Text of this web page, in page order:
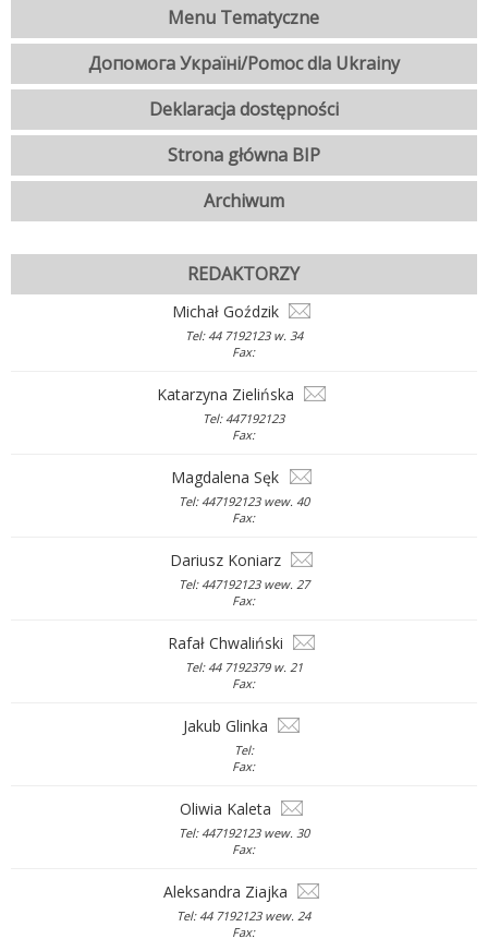
Menu Tematyczne
Допомога Україні/Pomoc dla Ukrainy
Deklaracja dostępności
Strona główna BIP
Archiwum
REDAKTORZY
Michał Goździk
Tel: 44 7192123 w. 34
Fax:
Katarzyna Zielińska
Tel: 447192123
Fax:
Magdalena Sęk
Tel: 447192123 wew. 40
Fax:
Dariusz Koniarz
Tel: 447192123 wew. 27
Fax:
Rafał Chwaliński
Tel: 44 7192379 w. 21
Fax:
Jakub Glinka
Tel:
Fax:
Oliwia Kaleta
Tel: 447192123 wew. 30
Fax:
Aleksandra Ziajka
Tel: 44 7192123 wew. 24
Fax: